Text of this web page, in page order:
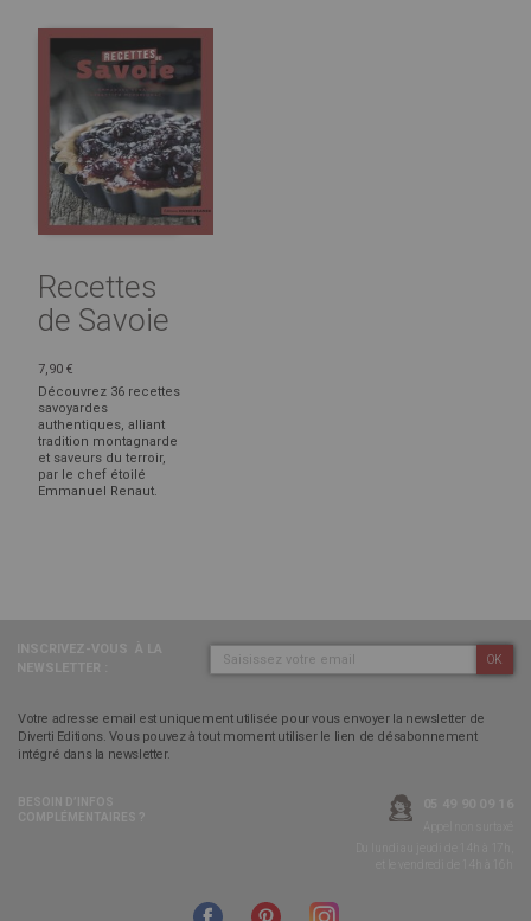
Recettes
de Savoie
7,90 €
Découvrez 36 recettes
savoyardes
authentiques, alliant
tradition montagnarde
et saveurs du terroir,
par le chef étoilé
Emmanuel Renaut.
OK
Votre adresse email est uniquement utilisée pour vous envoyer la newsletter de
Diverti Editions. Vous pouvez à tout moment utiliser le lien de désabonnement
intégré dans la newsletter.